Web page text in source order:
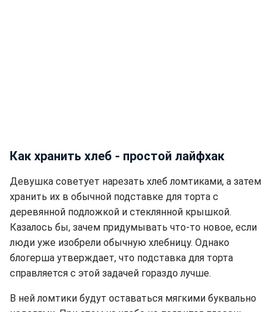
Как хранить хлеб - простой лайфхак
Девушка советует нарезать хлеб ломтиками, а затем
хранить их в обычной подставке для торта с
деревянной подложкой и стеклянной крышкой.
Казалось бы, зачем придумывать что-то новое, если
люди уже изобрели обычную хлебницу. Однако
блогерша утверждает, что подставка для торта
справляется с этой задачей гораздо лучше.
В ней ломтики будут оставаться мягкими буквально